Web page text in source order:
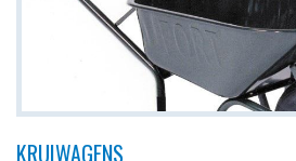
KRUIWAGENS